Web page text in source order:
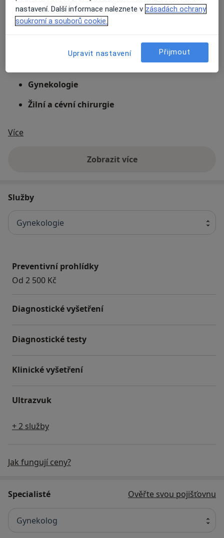
krátké objednací lhůty a diskrétní prostředí, ve kterém
se budete cítit bezpečně a příjemně.
Gynekologie
Žilní a cévní chirurgie
Více
Zobrazit více
Služby
Gynekologie
Preventivní prohlídky
Od 2 500 Kč
Diagnostické vyšetření
Diagnostické testy
Klinické vyšetření
Ultrazvuk
+ 2 služby
Jak fungují ceny?
Specialisté Ověřte svou pojišťovnu
Gynekolog
nastavení. Další informace naleznete v zásadách ochrany
soukromí a souborů cookie.
Upravit nastavení Přijmout